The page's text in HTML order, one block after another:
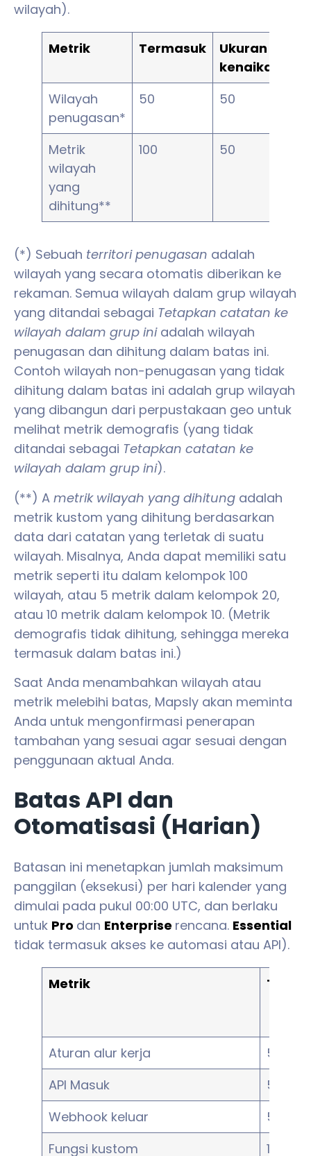
wilayah).
Metrik Termasuk
Ukuran
kenaikan
Wilayah
penugasan*
50 50
Metrik
wilayah
yang
dihitung**
100 50
(*) Sebuah territori penugasan adalah
wilayah yang secara otomatis diberikan ke
rekaman. Semua wilayah dalam grup wilayah
yang ditandai sebagai Tetapkan catatan ke
wilayah dalam grup iniadalah wilayah
penugasan dan dihitung dalam batas ini.
Contoh wilayah non-penugasan yang tidak
dihitung dalam batas ini adalah grup wilayah
yang dibangun dari perpustakaan geo untuk
melihat metrik demografis (yang tidak
ditandai sebagai Tetapkan catatan ke
wilayah dalam grup ini).
(**) A metrik wilayah yang dihitung adalah
metrik kustom yang dihitung berdasarkan
data dari catatan yang terletak di suatu
wilayah. Misalnya, Anda dapat memiliki satu
metrik seperti itu dalam kelompok 100
wilayah, atau 5 metrik dalam kelompok 20,
atau 10 metrik dalam kelompok 10. (Metrik
demografis tidak dihitung, sehingga mereka
termasuk dalam batas ini.)
Saat Anda menambahkan wilayah atau
metrik melebihi batas, Mapsly akan meminta
Anda untuk mengonfirmasi penerapan
tambahan yang sesuai agar sesuai dengan
penggunaan aktual Anda.
Batas API dan
Otomatisasi (Harian)
Batasan ini menetapkan jumlah maksimum
panggilan (eksekusi) per hari kalender yang
dimulai pada pukul 00:00 UTC, dan berlaku
untuk Pro dan Enterprise rencana. Essential
tidak termasuk akses ke automasi atau API).
Metrik
Aturan alur kerja
5,000
API Masuk
5,000
Webhook keluar
5,000
Fungsi kustom
1,000